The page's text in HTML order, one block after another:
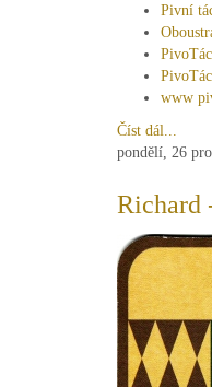
Pivní
www
Číst dál...
pondělí, 26
Richard